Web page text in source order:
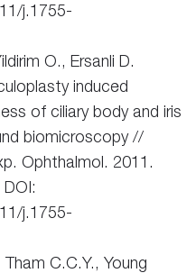
j.1755-
O., Ersanli D.
induced
of ciliary body and iris
biomicroscopy //
Ophthalmol. 2011.
j.1755-
Tham C.C.Y., Young